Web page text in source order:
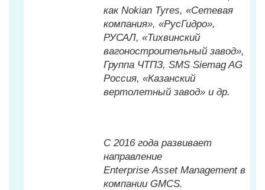
как Nokian Tyres, «Сетевая
компания», «РусГидро»,
РУСАЛ, «Тихвинский
вагоностроительный завод»,
Группа ЧТПЗ, SMS Siemag AG
Россия, «Казанский
вертолетный завод» и др.
С 2016 года развивает
направление
Enterprise Asset Management в
компании GMCS.